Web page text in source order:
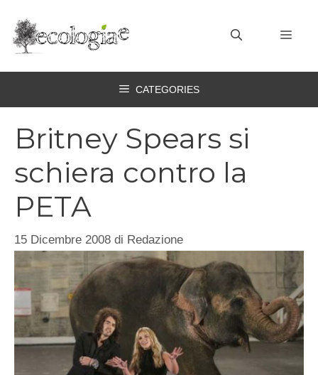
contenuto
CATEGORIES
Britney Spears si
schiera contro la
PETA
15 Dicembre 2008 di Redazione